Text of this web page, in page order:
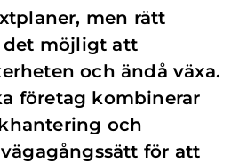
men rätt
det möjligt att
och ändå växa.
företag kombinerar
och
för att